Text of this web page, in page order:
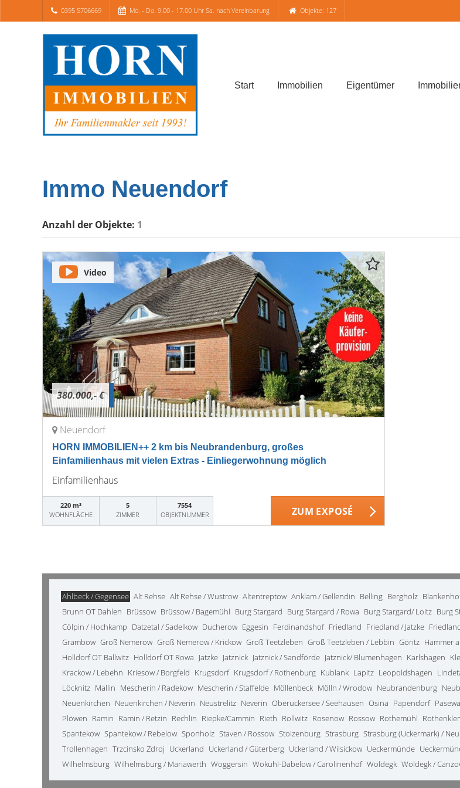
0395 5706669 Mo. - Do. 9.00 - 17.00 Uhr Sa. nach Vereinbarung Objekte: 127
Start Immobilien Eigentümer
Immo Neuendorf
Anzahl der Objekte: 1
380.000,- €
Video
Neuendorf
HORN IMMOBILIEN++ 2 km bis Neubrandenburg, großes
Einfamilienhaus mit vielen Extras - Einliegerwohnung möglich
Einfamilienhaus
220 m²
WOHNFLÄCHE
5
ZIMMER
7554
OBJEKTNUMMER
ZUM EXPOSÉ
Ahlbeck / Gegensee Alt Rehse Alt Rehse / Wustrow Altentreptow Anklam / Gellendin Belling Bergholz
Brunn OT Dahlen Brüssow Brüssow / Bagemühl Burg Stargard Burg Stargard / Rowa Burg Stargard/ Loitz Burg
Cölpin / Hochkamp Datzetal / Sadelkow Ducherow Eggesin Ferdinandshof Friedland Friedland / Jatzke
Grambow Groß Nemerow Groß Nemerow / Krickow Groß Teetzleben Groß Teetzleben / Lebbin Göritz Hammer
Holldorf OT Ballwitz Holldorf OT Rowa Jatzke Jatznick Jatznick / Sandförde Jatznick/ Blumenhagen Karlshagen
Krackow / Lebehn Kriesow / Borgfeld Krugsdorf Krugsdorf / Rothenburg Kublank Lapitz Leopoldshagen
Löcknitz Mallin Mescherin / Radekow Mescherin / Staffelde Möllenbeck Mölln / Wrodow Neubrandenburg
Neuenkirchen Neuenkirchen / Neverin Neustrelitz Neverin Oberuckersee / Seehausen Osina Papendorf
Plöwen Ramin Ramin / Retzin Rechlin Riepke/Cammin Rieth Rollwitz Rosenow Rossow Rothemühl
Spantekow Spantekow / Rebelow Sponholz Staven / Rossow Stolzenburg Strasburg Strasburg (Uckermark) /
Trollenhagen Trzcinsko Zdroj Uckerland Uckerland / Güterberg Uckerland / Wilsickow Ueckermünde
Wilhelmsburg Wilhelmsburg / Mariawerth Woggersin Wokuhl-Dabelow / Carolinenhof Woldegk Woldegk /